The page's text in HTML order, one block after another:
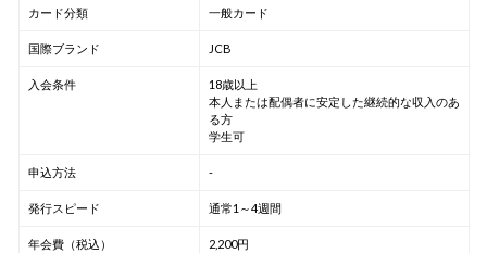
カード分類 一般カード
国際ブランド JCB
入会条件
18歳以上
本人または配偶者に安定した継続的な収入のあ
る方
学生可
申込方法 -
発行スピード 通常1～4週間
年会費（税込） 2,200円